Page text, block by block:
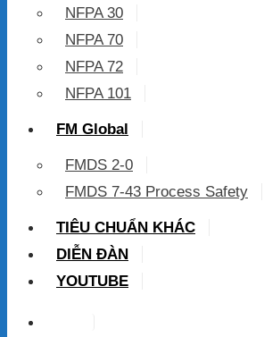
NFPA 30
NFPA 70
NFPA 72
NFPA 101
FM Global
FMDS 2-0
FMDS 7-43 Process Safety
TIÊU CHUẨN KHÁC
DIỄN ĐÀN
YOUTUBE